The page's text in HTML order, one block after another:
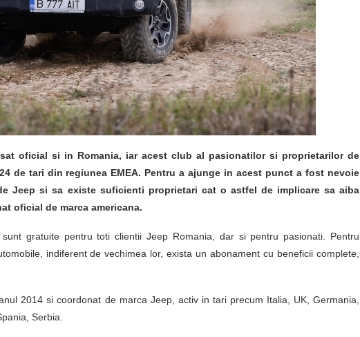
oficial si in Romania, iar acest club al pasionatilor si proprietarilor de
de tari din regiunea EMEA. Pentru a ajunge in acest punct a fost nevoie
Jeep si sa existe suficienti proprietari cat o astfel de implicare sa aiba
oficial de marca americana.
gratuite pentru toti clientii Jeep Romania, dar si pentru pasionati. Pentru
indiferent de vechimea lor, exista un abonament cu beneficii complete,
2014 si coordonat de marca Jeep, activ in tari precum Italia, UK, Germania,
Serbia.